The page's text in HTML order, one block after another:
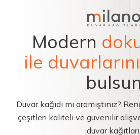
Modern
ile
bulsun
Duvar kağıdı mı aramıştınız?
çeşitleri kaliteli ve güvenilir
duvar kağıtları.